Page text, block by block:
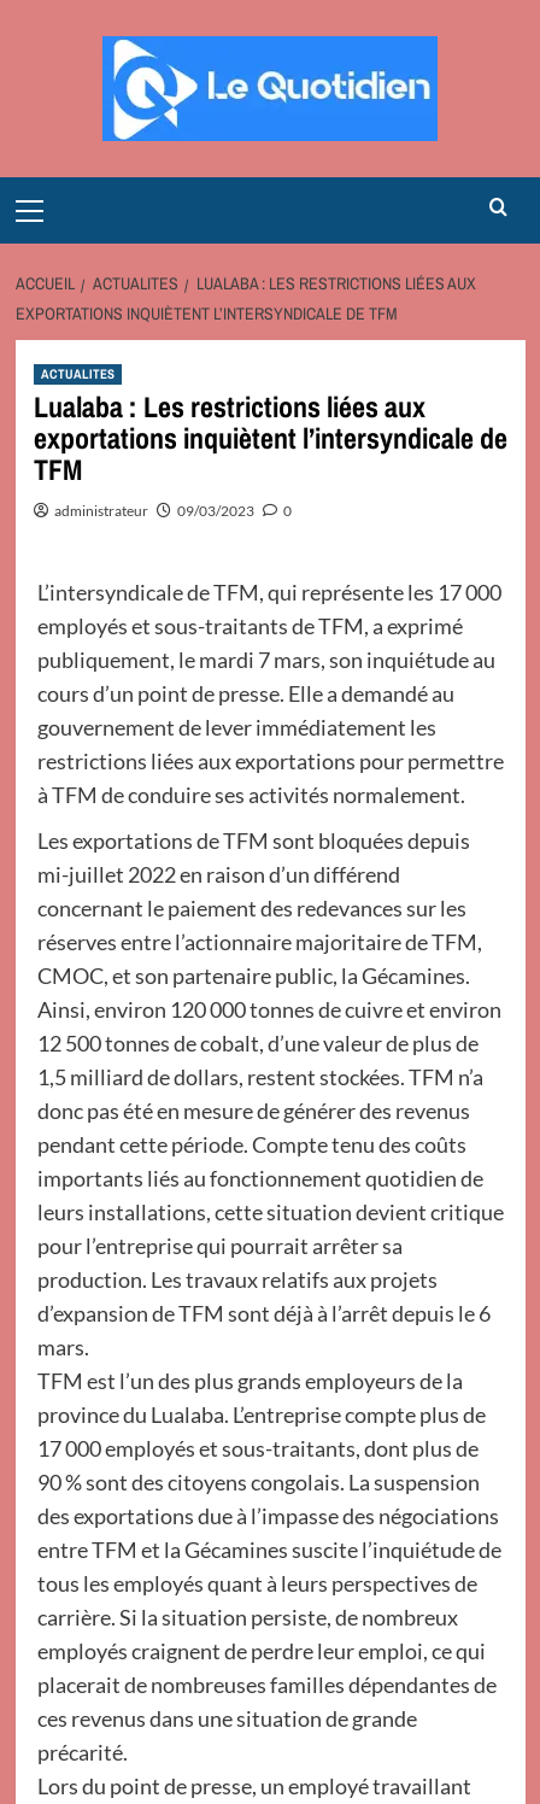
Menu
ACCUEIL ACTUALITES
LUALABA : LES RESTRICTIONS LIÉES AUX
EXPORTATIONS INQUIÈTENT L’INTERSYNDICALE DE TFM
ACTUALITES
Lualaba : Les restrictions liées aux
exportations inquiètent l’intersyndicale de
TFM
administrateur 09/03/2023 0
L’intersyndicale de TFM, qui représente les 17 000
employés et sous-traitants de TFM, a exprimé
publiquement, le mardi 7 mars, son inquiétude au
cours d’un point de presse. Elle a demandé au
gouvernement de lever immédiatement les
restrictions liées aux exportations pour permettre
à TFM de conduire ses activités normalement.
Les exportations de TFM sont bloquées depuis
mi-juillet 2022 en raison d’un différend
concernant le paiement des redevances sur les
réserves entre l’actionnaire majoritaire de TFM,
CMOC, et son partenaire public, la Gécamines.
Ainsi, environ 120 000 tonnes de cuivre et environ
12 500 tonnes de cobalt, d’une valeur de plus de
1,5 milliard de dollars, restent stockées. TFM n’a
donc pas été en mesure de générer des revenus
pendant cette période. Compte tenu des coûts
importants liés au fonctionnement quotidien de
leurs installations, cette situation devient critique
pour l’entreprise qui pourrait arrêter sa
production. Les travaux relatifs aux projets
d’expansion de TFM sont déjà à l’arrêt depuis le 6
mars.
TFM est l’un des plus grands employeurs de la
province du Lualaba. L’entreprise compte plus de
17 000 employés et sous-traitants, dont plus de
90 % sont des citoyens congolais. La suspension
des exportations due à l’impasse des négociations
entre TFM et la Gécamines suscite l’inquiétude de
tous les employés quant à leurs perspectives de
carrière. Si la situation persiste, de nombreux
employés craignent de perdre leur emploi, ce qui
placerait de nombreuses familles dépendantes de
ces revenus dans une situation de grande
précarité.
Lors du point de presse, un employé travaillant